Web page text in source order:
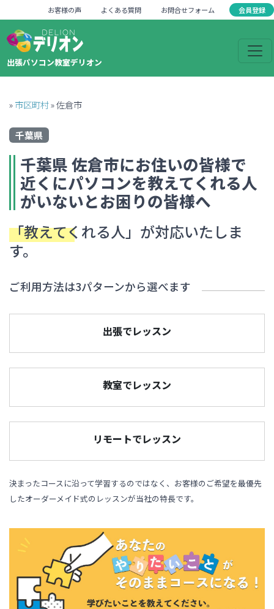
お客様の声 よくある質問 お問合せフォーム 会員登録
出張パソコン教室デリオン
»市区町村»佐倉市
千葉県
千葉県佐倉市にお住いの皆様で
近くにパソコンを教えてくれる人
がいないとお困りの皆様へ
「教えてくれる人」 が対応いたしま
す。
ご利用方法は3パターンから選べます
出張でレッスン
教室でレッスン
リモートでレッスン
決まったコースに沿って学習するのではなく、お客様のご希望を最優先
したオーダーメイド式のレッスンが当社の特長です。